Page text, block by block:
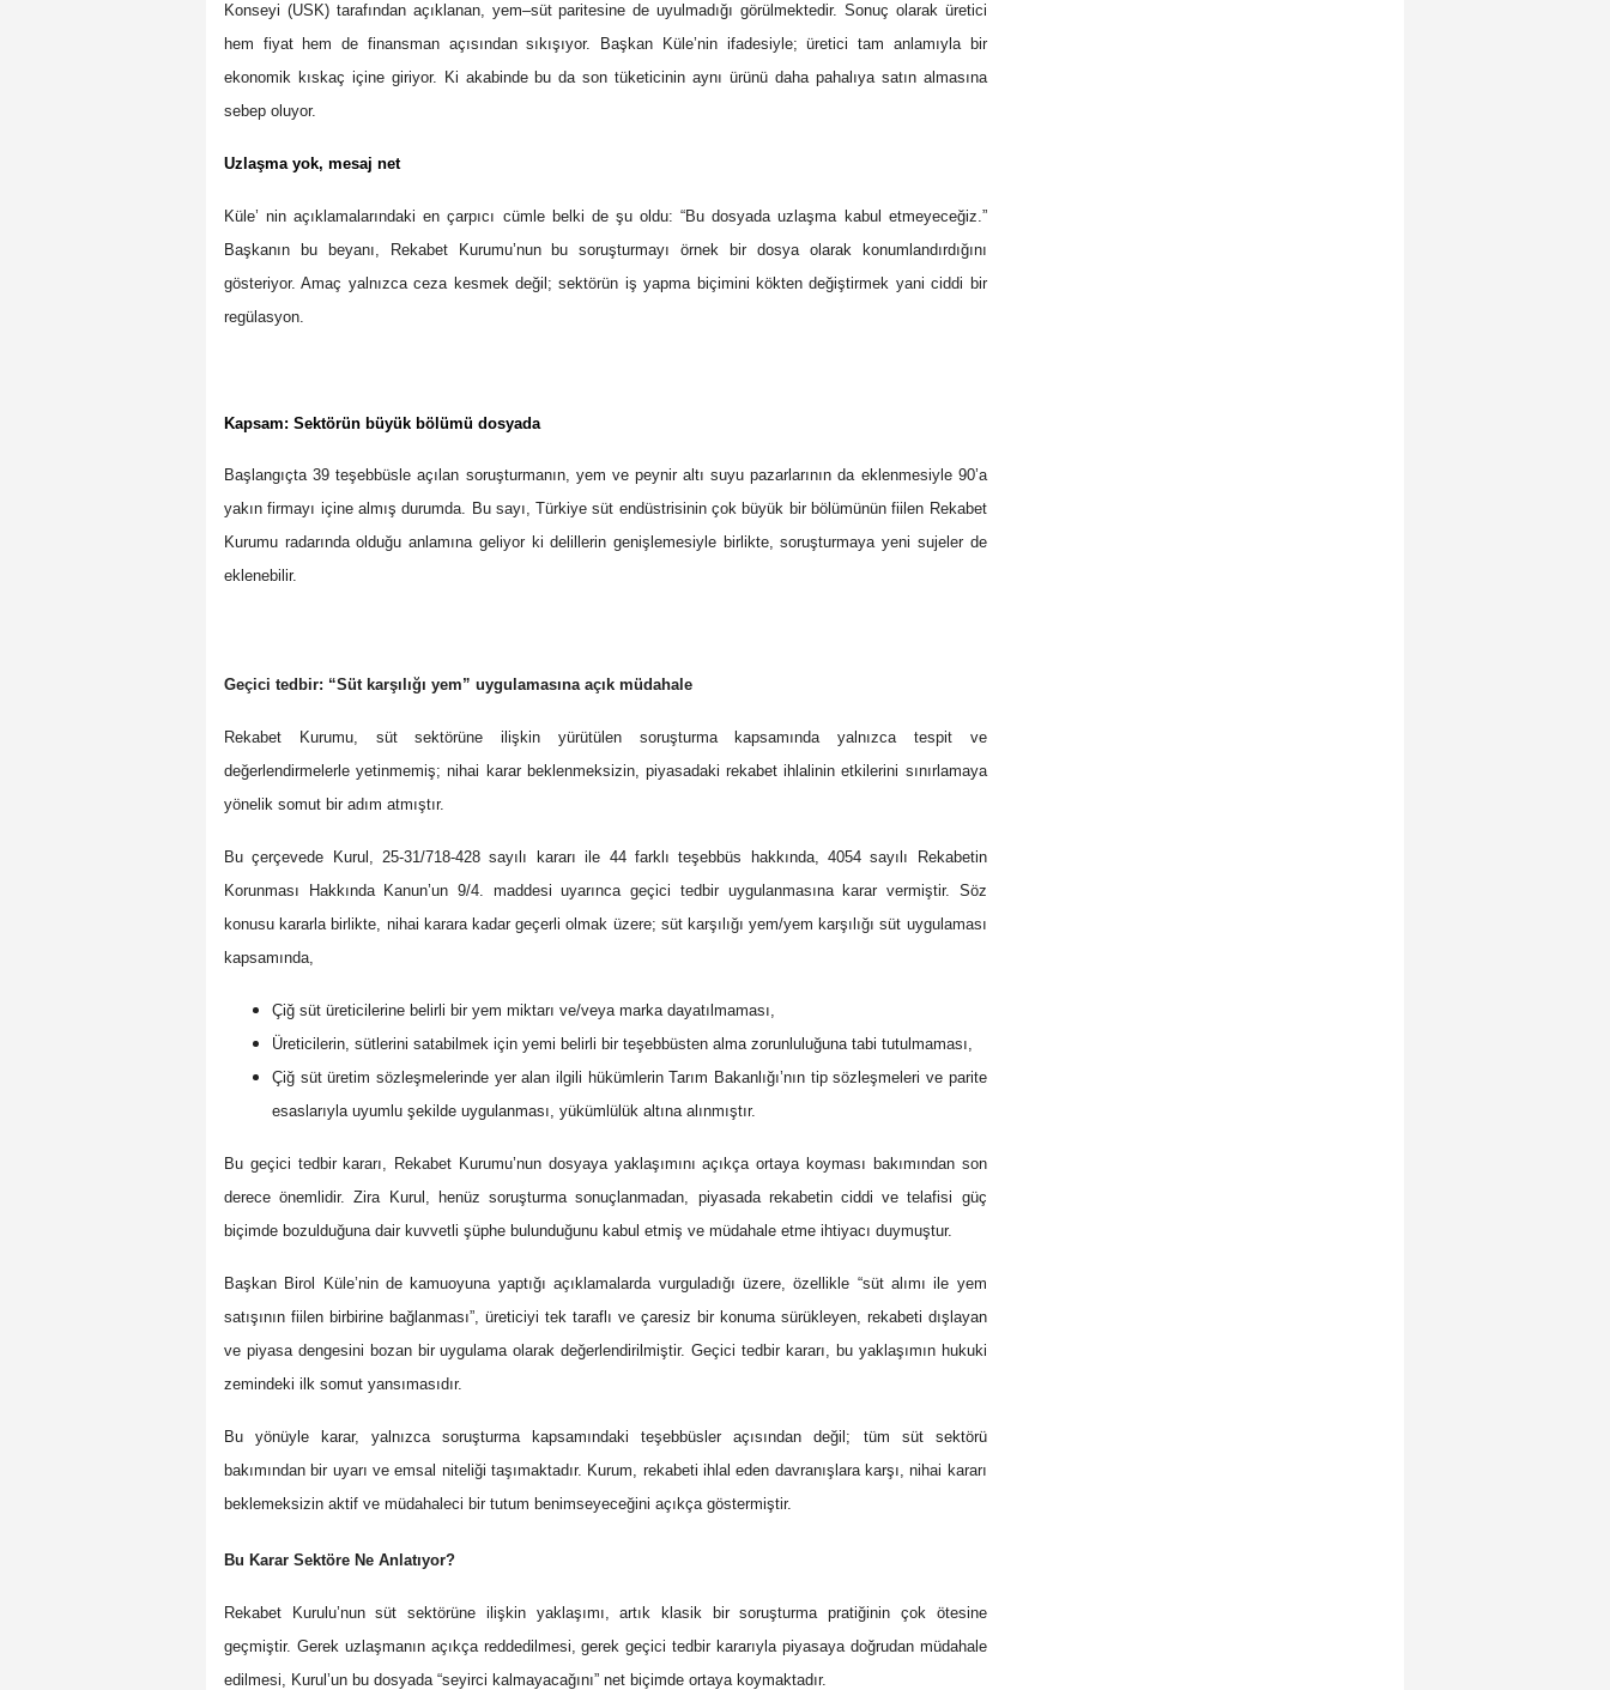
Konseyi (USK) tarafından açıklanan, yem–süt paritesine de uyulmadığı görülmektedir. Sonuç olarak üretici
hem fiyat hem de finansman açısından sıkışıyor. Başkan Küle’nin ifadesiyle; üretici tam anlamıyla bir
ekonomik kıskaç içine giriyor. Ki akabinde bu da son tüketicinin aynı ürünü daha pahalıya satın almasına
sebep oluyor.
Uzlaşma yok, mesaj net
Küle’ nin açıklamalarındaki en çarpıcı cümle belki de şu oldu: “Bu dosyada uzlaşma kabul etmeyeceğiz.”
Başkanın bu beyanı, Rekabet Kurumu’nun bu soruşturmayı örnek bir dosya olarak konumlandırdığını
gösteriyor. Amaç yalnızca ceza kesmek değil; sektörün iş yapma biçimini kökten değiştirmek yani ciddi bir
regülasyon.
Kapsam: Sektörün büyük bölümü dosyada
Başlangıçta 39 teşebbüsle açılan soruşturmanın, yem ve peynir altı suyu pazarlarının da eklenmesiyle 90’a
yakın firmayı içine almış durumda. Bu sayı, Türkiye süt endüstrisinin çok büyük bir bölümünün fiilen Rekabet
Kurumu radarında olduğu anlamına geliyor ki delillerin genişlemesiyle birlikte, soruşturmaya yeni sujeler de
eklenebilir.
Geçici tedbir: “Süt karşılığı yem” uygulamasına açık müdahale
Rekabet Kurumu, süt sektörüne ilişkin yürütülen soruşturma kapsamında yalnızca tespit ve
değerlendirmelerle yetinmemiş; nihai karar beklenmeksizin, piyasadaki rekabet ihlalinin etkilerini sınırlamaya
yönelik somut bir adım atmıştır.
Bu çerçevede Kurul, 25-31/718-428 sayılı kararı ile 44 farklı teşebbüs hakkında, 4054 sayılı Rekabetin
Korunması Hakkında Kanun’un 9/4. maddesi uyarınca geçici tedbir uygulanmasına karar vermiştir. Söz
konusu kararla birlikte, nihai karara kadar geçerli olmak üzere; süt karşılığı yem/yem karşılığı süt uygulaması
kapsamında,
Çiğ süt üreticilerine belirli bir yem miktarı ve/veya marka dayatılmaması,
Üreticilerin, sütlerini satabilmek için yemi belirli bir teşebbüsten alma zorunluluğuna tabi tutulmaması,
Çiğ süt üretim sözleşmelerinde yer alan ilgili hükümlerin Tarım Bakanlığı’nın tip sözleşmeleri ve parite
esaslarıyla uyumlu şekilde uygulanması, yükümlülük altına alınmıştır.
Bu geçici tedbir kararı, Rekabet Kurumu’nun dosyaya yaklaşımını açıkça ortaya koyması bakımından son
derece önemlidir. Zira Kurul, henüz soruşturma sonuçlanmadan, piyasada rekabetin ciddi ve telafisi güç
biçimde bozulduğuna dair kuvvetli şüphe bulunduğunu kabul etmiş ve müdahale etme ihtiyacı duymuştur.
Başkan Birol Küle’nin de kamuoyuna yaptığı açıklamalarda vurguladığı üzere, özellikle “süt alımı ile yem
satışının fiilen birbirine bağlanması”, üreticiyi tek taraflı ve çaresiz bir konuma sürükleyen, rekabeti dışlayan
ve piyasa dengesini bozan bir uygulama olarak değerlendirilmiştir. Geçici tedbir kararı, bu yaklaşımın hukuki
zemindeki ilk somut yansımasıdır.
Bu yönüyle karar, yalnızca soruşturma kapsamındaki teşebbüsler açısından değil; tüm süt sektörü
bakımından bir uyarı ve emsal niteliği taşımaktadır. Kurum, rekabeti ihlal eden davranışlara karşı, nihai kararı
beklemeksizin aktif ve müdahaleci bir tutum benimseyeceğini açıkça göstermiştir.
Bu Karar Sektöre Ne Anlatıyor?
Rekabet Kurulu’nun süt sektörüne ilişkin yaklaşımı, artık klasik bir soruşturma pratiğinin çok ötesine
geçmiştir. Gerek uzlaşmanın açıkça reddedilmesi, gerek geçici tedbir kararıyla piyasaya doğrudan müdahale
edilmesi, Kurul’un bu dosyada “seyirci kalmayacağını” net biçimde ortaya koymaktadır.